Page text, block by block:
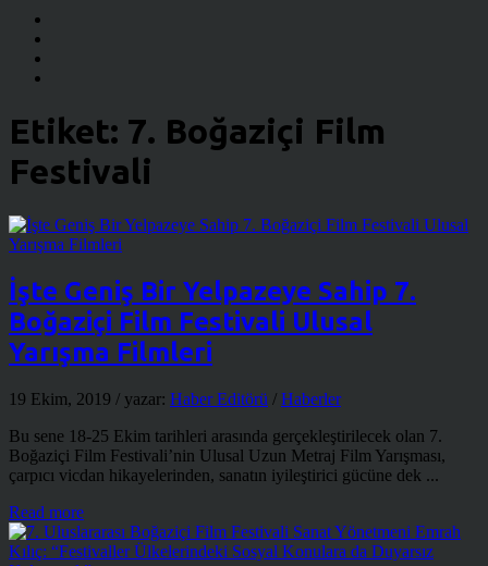
Etiket: 7. Boğaziçi Film
Festivali
İşte Geniş Bir Yelpazeye Sahip 7.
Boğaziçi Film Festivali Ulusal
Yarışma Filmleri
19 Ekim, 2019 / yazar: Haber Editörü / Haberler
Bu sene 18-25 Ekim tarihleri arasında gerçekleştirilecek olan 7.
Boğaziçi Film Festivali’nin Ulusal Uzun Metraj Film Yarışması,
çarpıcı vicdan hikayelerinden, sanatın iyileştirici gücüne dek ...
Read more